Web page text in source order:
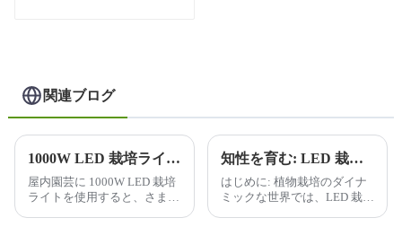
関連ブログ
1000W LED 栽培ライトを使用すると、屋内ガーデニングにどのような利点がありますか?
屋内園芸に 1000W LED 栽培
ライトを使用すると、さまざ
知性を育む: LED 栽培ライトで未来を照らす
はじめに: 植物栽培のダイナ
ミックな世界では、LED 栽培